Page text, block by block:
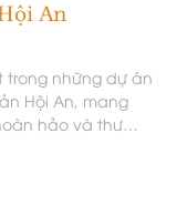
An
trong những dự án
Hội An, mang
hảo và thư
lý tưởng cho mọi